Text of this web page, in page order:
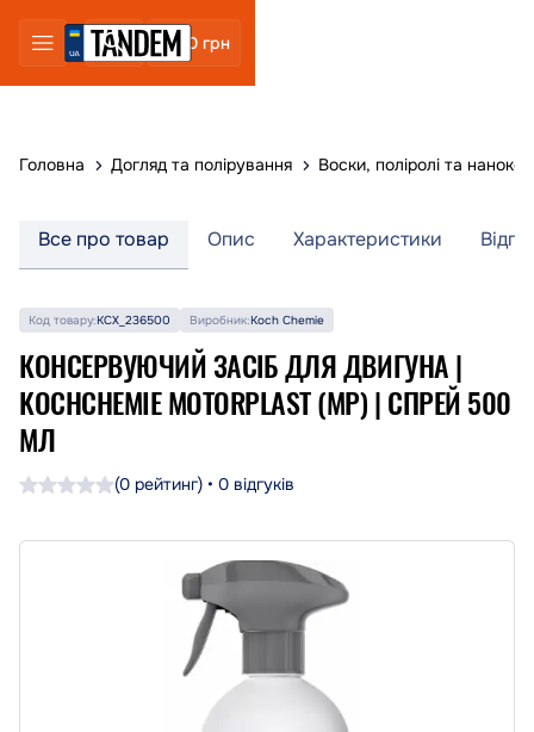
0 грн
Головна Догляд та полірування Воски, поліролі та
Все про товар Опис Характеристики
Код товару:KCX_236500 Виробник:Koch Chemie
КОНСЕРВУЮЧИЙ ЗАСІБ ДЛЯ ДВИГУНА |
KOCHCHEMIE MOTORPLAST (MP) | СПРЕЙ 500
МЛ
(0 рейтинг) • 0 відгуків